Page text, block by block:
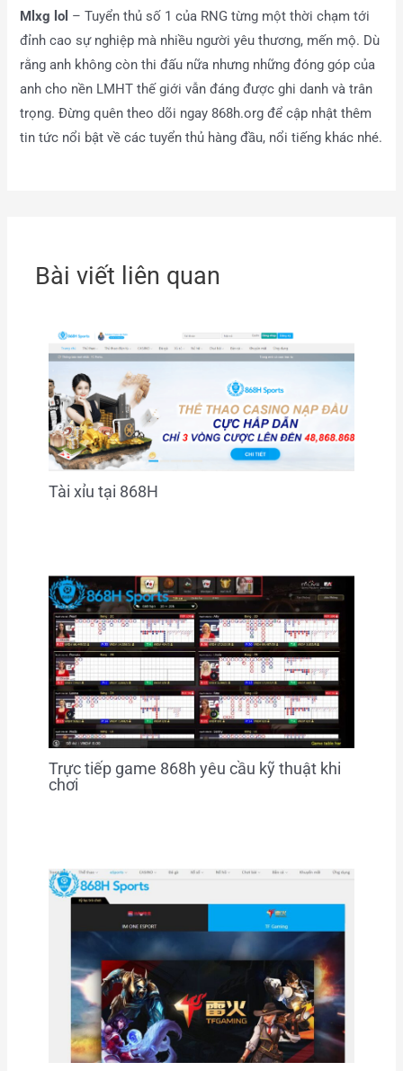
Mlxg lol – Tuyển thủ số 1 của RNG từng một thời chạm tới
đỉnh cao sự nghiệp mà nhiều người yêu thương, mến mộ. Dù
rằng anh không còn thi đấu nữa nhưng những đóng góp của
anh cho nền LMHT thế giới vẫn đáng được ghi danh và trân
trọng. Đừng quên theo dõi ngay 868h.org để cập nhật thêm
tin tức nổi bật về các tuyển thủ hàng đầu, nổi tiếng khác nhé.
Bài viết liên quan
Tài xỉu tại 868H
Trực tiếp game 868h yêu cầu kỹ thuật khi
chơi